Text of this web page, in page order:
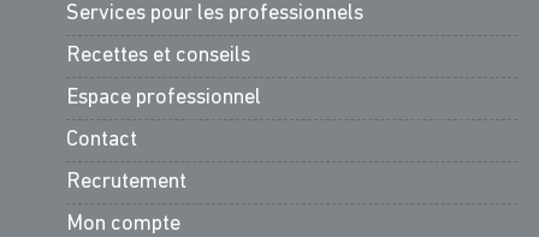
Services pour les professionnels
Recettes et conseils
Espace professionnel
Contact
Recrutement
Mon compte